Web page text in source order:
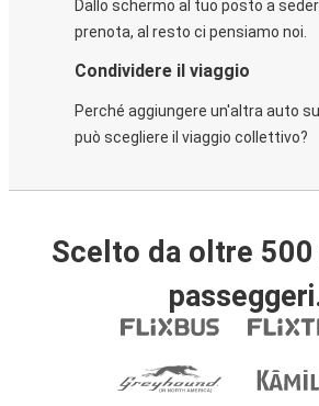
Dallo schermo al tuo posto a
prenota, al resto ci pensiamo noi.
Condividere il viaggio
Perché aggiungere un'altra auto
può scegliere il viaggio collettivo?
Scelto da oltre